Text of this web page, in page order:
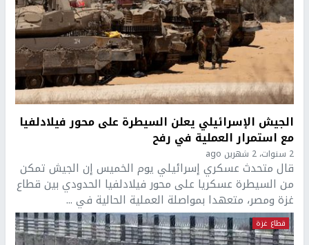
الجيش الإسرائيلي يعلن السيطرة على محور فيلادلفيا
مع استمرار العملية في رفح
2 سنوات، 2 شهرين ago
قال متحدث عسكري إسرائيلي يوم الخميس إن الجيش تمكن
من السيطرة عسكريا على محور فيلادلفيا الحدودي بين قطاع
غزة ومصر، متعهدا بمواصلة العملية الحالية في ...
قطاع غزة